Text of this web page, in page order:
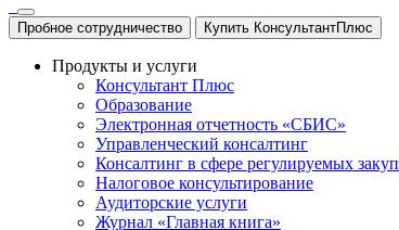
Пробное сотрудничество Купить КонсультантПлюс
Продукты и услуги
Консультант Плюс
Образование
Электронная отчетность «СБИС»
Управленческий консалтинг
Консалтинг в сфере регулируемых
Налоговое консультирование
Аудиторские услуги
Журнал «Главная книга»